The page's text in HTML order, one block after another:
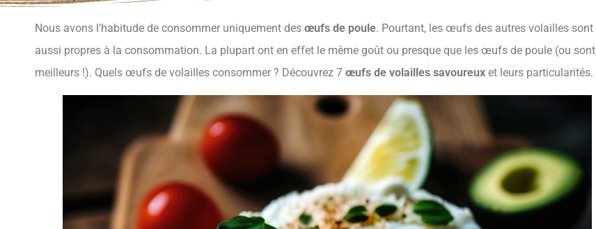
Nous avons l’habitude de consommer uniquement des œufs de poule. Pourtant, les œufs des autres volailles sont
aussi propres à la consommation. La plupart ont en effet le même goût ou presque que les œufs de poule (ou sont
meilleurs !). Quels œufs de volailles consommer ? Découvrez 7 œufs de volailles savoureux et leurs particularités.